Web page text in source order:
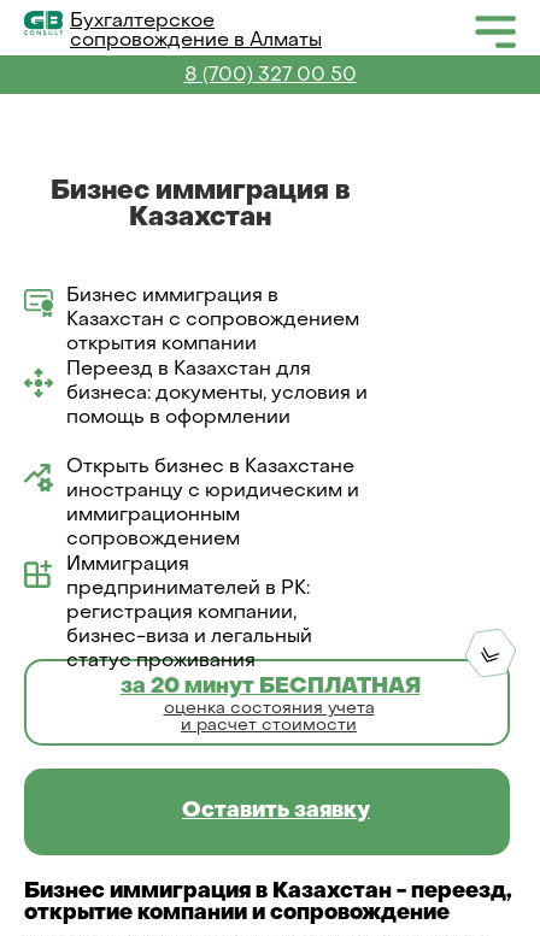
Бухгалтерское
сопровождение в Алматы
8 (700) 327 00 50
Оставить заявку
за 20 минут БЕСПЛАТНАЯ
оценка состояния учета
и расчет стоимости
Бизнес иммиграция в
Казахстан
Бизнес иммиграция в
Казахстан с сопровождением
открытия компании
Переезд в Казахстан для
бизнеса: документы, условия и
помощь в оформлении
Открыть бизнес в Казахстане
иностранцу с юридическим и
иммиграционным
сопровождением
Иммиграция
предпринимателей в РК:
регистрация компании,
бизнес-виза и легальный
статус проживания
Бизнес иммиграция в Казахстан - переезд,
открытие компании и сопровождение